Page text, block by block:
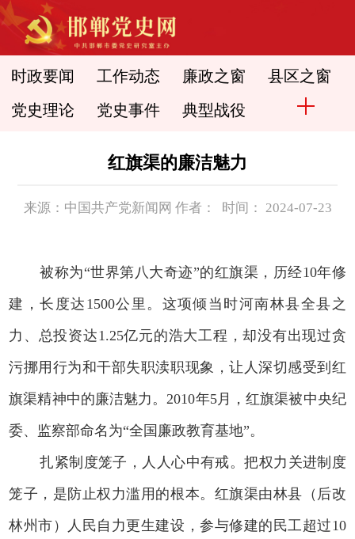
时政要闻 工作动态 廉政之窗 县区之窗
党史理论 党史事件 典型战役
红旗渠的廉洁魅力
来源：中国共产党新闻网 作者： 时间： 2024-07-23
被称为“世界第八大奇迹”的红旗渠，历经10年修
建，长度达1500公里。这项倾当时河南林县全县之
力、总投资达1.25亿元的浩大工程，却没有出现过贪
污挪用行为和干部失职渎职现象，让人深切感受到红
旗渠精神中的廉洁魅力。2010年5月，红旗渠被中央纪
委、监察部命名为“全国廉政教育基地”。
扎紧制度笼子，人人心中有戒。把权力关进制度
笼子，是防止权力滥用的根本。红旗渠由林县（后改
林州市）人民自力更生建设，参与修建的民工超过10